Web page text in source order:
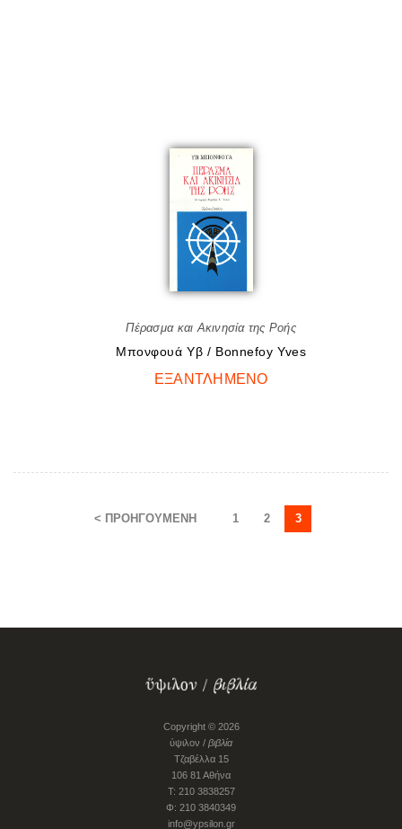
Πέρασμα και Ακινησία της Ροής
Μπονφουά Υβ / Bonnefoy Yves
ΕΞΑΝΤΛΗΜΈΝΟ
< ΠΡΟΗΓΟΎΜΕΝΗ 1 2 3
Copyright © 2026
ύψιλον / βιβλία
Τζαβέλλα 15
106 81 Αθήνα
Τ: 210 3838257
Φ: 210 3840349
info@ypsilon.gr